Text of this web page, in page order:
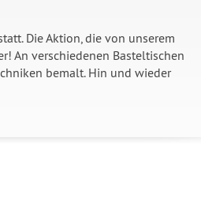
Die Aktion, die von unserem
An verschiedenen Basteltischen
bemalt. Hin und wieder